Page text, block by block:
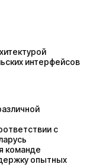
интерфейсов
с
команде
опытных